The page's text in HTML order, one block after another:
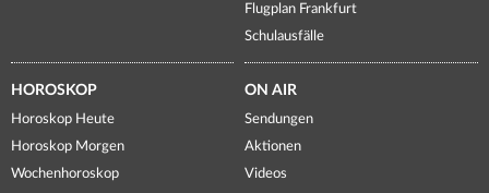
Flugplan Frankfurt
Schulausfälle
HOROSKOP
Horoskop Heute
Horoskop Morgen
Wochenhoroskop
ON AIR
Sendungen
Aktionen
Videos